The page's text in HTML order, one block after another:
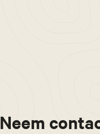
Neem